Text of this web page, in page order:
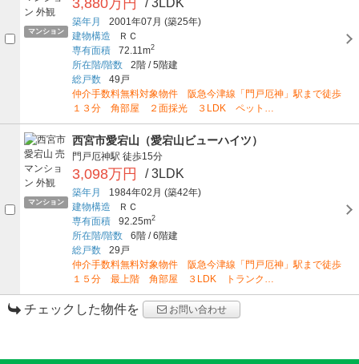
マンション
築年月 2001年07月 (築25年)
建物構造
ＲＣ
専有面積
72.11m2
所在階/階数 2階 /5階建
総戸数
49戸
仲介手数料無料対象物件 阪急今津線「門戸厄神」駅まで徒歩
１３分 角部屋 ２面採光 ３LDK ペット…
マンション
西宮市愛宕山（愛宕山ビューハイツ）
門戸厄神駅 徒歩15分
3,098万円 / 3LDK
築年月 1984年02月 (築42年)
建物構造
ＲＣ
専有面積
92.25m2
所在階/階数 6階 /6階建
総戸数
29戸
仲介手数料無料対象物件 阪急今津線「門戸厄神」駅まで徒歩
１５分 最上階 角部屋 ３LDK トランク…
チェックした物件を お問い合わせ